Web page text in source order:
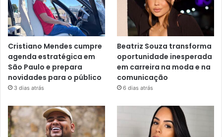
Cristiano Mendes cumpre
agenda estratégica em
São Paulo e prepara
novidades para o público
3 dias atrás
Beatriz Souza transforma
oportunidade inesperada
em carreira na moda e na
comunicação
6 dias atrás